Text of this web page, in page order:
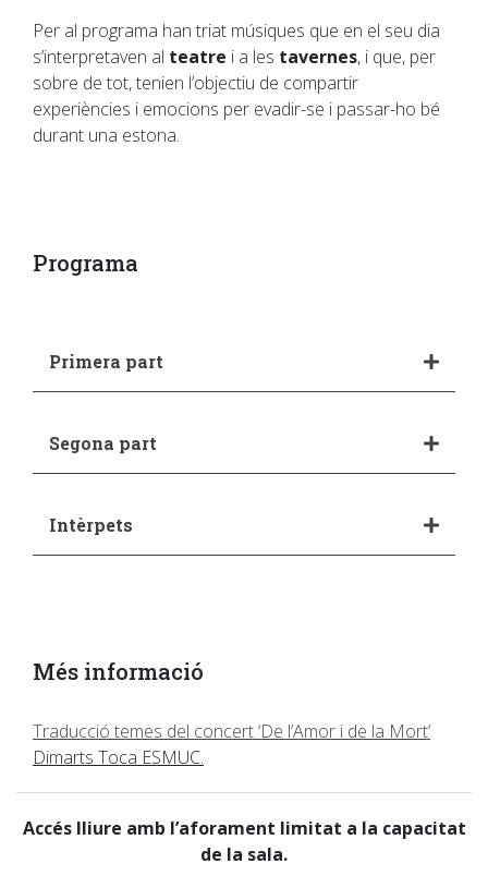
Per al programa han triat músiques que en el seu dia
s’interpretaven al teatre i a les tavernes, i que, per
sobre de tot, tenien l’objectiu de compartir
experiències i emocions per evadir-se i passar-ho bé
durant una estona.
Programa
Primera part
Segona part
Intèrpets
Més informació
Traducció temes del concert ‘De l’Amor i de la Mort’
Dimarts Toca ESMUC.
Accés lliure amb l’aforament limitat a la capacitat
de la sala.